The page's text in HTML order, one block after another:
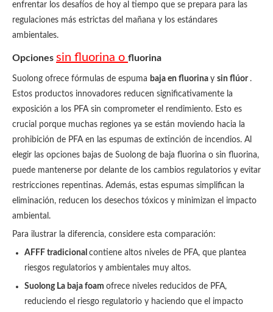
enfrentar los desafíos de hoy al tiempo que se prepara para las
regulaciones más estrictas del mañana y los estándares
ambientales.
Opciones sin fluorina o fluorina
Suolong ofrece fórmulas de espuma baja en fluorina y sin flúor .
Estos productos innovadores reducen significativamente la
exposición a los PFA sin comprometer el rendimiento. Esto es
crucial porque muchas regiones ya se están moviendo hacia la
prohibición de PFA en las espumas de extinción de incendios. Al
elegir las opciones bajas de Suolong de baja fluorina o sin fluorina,
puede mantenerse por delante de los cambios regulatorios y evitar
restricciones repentinas. Además, estas espumas simplifican la
eliminación, reducen los desechos tóxicos y minimizan el impacto
ambiental.
Para ilustrar la diferencia, considere esta comparación:
AFFF tradicional contiene altos niveles de PFA, que plantea
riesgos regulatorios y ambientales muy altos.
Suolong La baja foam ofrece niveles reducidos de PFA,
reduciendo el riesgo regulatorio y haciendo que el impacto